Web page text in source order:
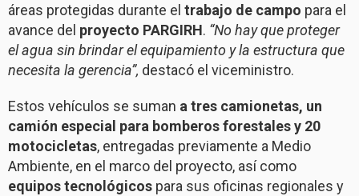
áreas protegidas durante el trabajo de campo para el
avance del proyecto PARGIRH. “No hay que proteger
el agua sin brindar el equipamiento y la estructura que
necesita la gerencia”, destacó el viceministro.
Estos vehículos se suman a tres camionetas, un
camión especial para bomberos forestales y 20
motocicletas, entregadas previamente a Medio
Ambiente, en el marco del proyecto, así como
equipos tecnológicos para sus oficinas regionales y